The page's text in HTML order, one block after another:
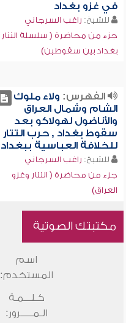
في غزو بغداد
للشيخ: راغب السرجاني
جزء من محاضرة ( سلسلة التتار
بغداد بين سقوطين)
الفهرس: ولاء ملوك
الشام وشمال العراق
والأناضول لهولاكو بعد
سقوط بغداد , حرب التتار
للخلافة العباسية ببغداد
للشيخ: راغب السرجاني
جزء من محاضرة ( التتار وغزو
العراق)
مكتبتك الصوتية
اسم
المستخدم:
كـلـــمـة
الـمـــــرور: